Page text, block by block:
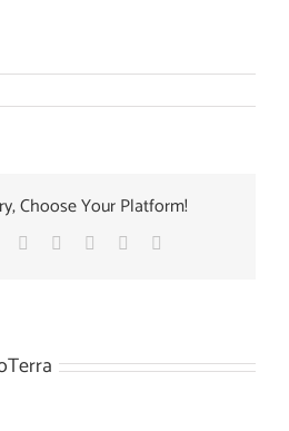
Choose Your Platform!
Reddit LinkedIn
TumblrPinterest